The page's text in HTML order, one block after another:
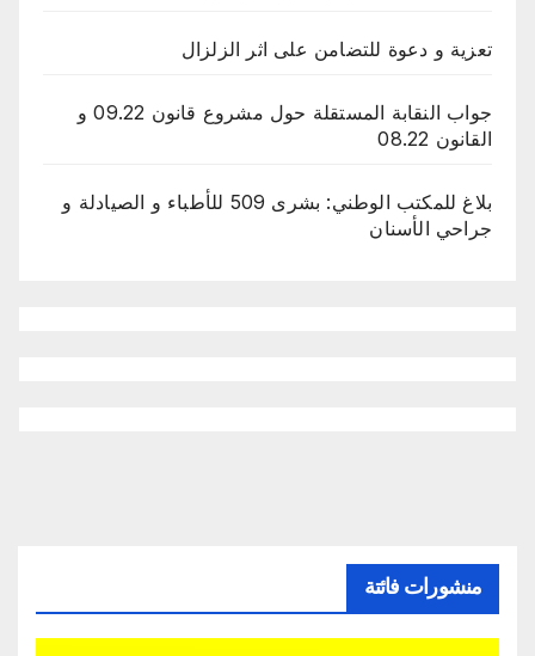
تعزية و دعوة للتضامن على اثر الزلزال
جواب النقابة المستقلة حول مشروع قانون 09.22 و
القانون 08.22
بلاغ للمكتب الوطني: بشرى 509 للأطباء و الصيادلة و
جراحي الأسنان
منشورات فائتة